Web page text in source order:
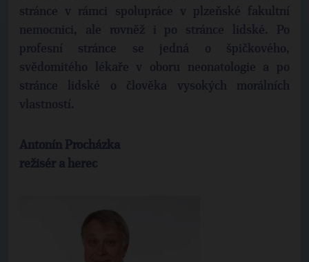
stránce v rámci spolupráce v plzeňské fakultní
nemocnici, ale rovněž i po stránce lidské. Po
profesní stránce se jedná o špičkového,
svědomitého lékaře v oboru neonatologie a po
stránce lidské o člověka vysokých morálních
vlastností.
Antonín Procházka
režisér a herec